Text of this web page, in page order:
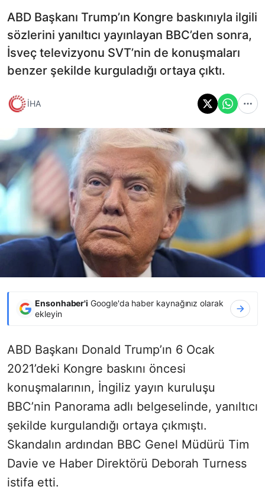
ABD Başkanı Trump’ın Kongre baskınıyla ilgili
sözlerini yanıltıcı yayınlayan BBC’den sonra,
İsveç televizyonu SVT’nin de konuşmaları
benzer şekilde kurguladığı ortaya çıktı.
İHA
Ensonhaber'i Google'da haber kaynağınız olarak
ekleyin
ABD Başkanı Donald Trump’ın 6 Ocak
2021’deki Kongre baskını öncesi
konuşmalarının, İngiliz yayın kuruluşu
BBC’nin Panorama adlı belgeselinde, yanıltıcı
şekilde kurgulandığı ortaya çıkmıştı.
Skandalın ardından BBC Genel Müdürü Tim
Davie ve Haber Direktörü Deborah Turness
istifa etti.